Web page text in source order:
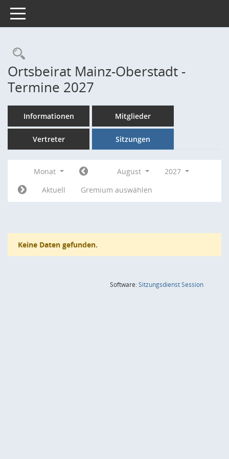
Toggle navigation
Rechercheauswahl
Ortsbeirat Mainz-Oberstadt -
Termine 2027
Informationen Mitglieder
Vertreter Sitzungen
Monat August
2027
Aktuell
Gremium auswählen
Keine Daten gefunden.
Software:SitzungsdienstSession(Wird in